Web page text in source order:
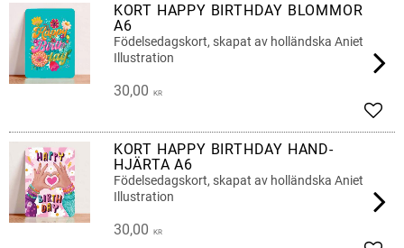
KORT HAPPY BIRTHDAY BLOMMOR
A6
Födelsedagskort, skapat av holländska Aniet
Illustration
30,00 KR
Add
KORT HAPPY BIRTHDAY HAND-
HJÄRTA A6
Födelsedagskort, skapat av holländska Aniet
Illustration
30,00 KR